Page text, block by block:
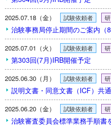
2025.07.18（金） 試験依頼者
治験事務局停止期間のご案内（8
2025.07.01（火） 試験依頼者
第303回(7月)IRB開催予定
2025.06.30（月） 試験依頼者
説明文書・同意文書（ICF）共
2025.06.20（金） 試験依頼者
治験審査委員会標準業務手順書